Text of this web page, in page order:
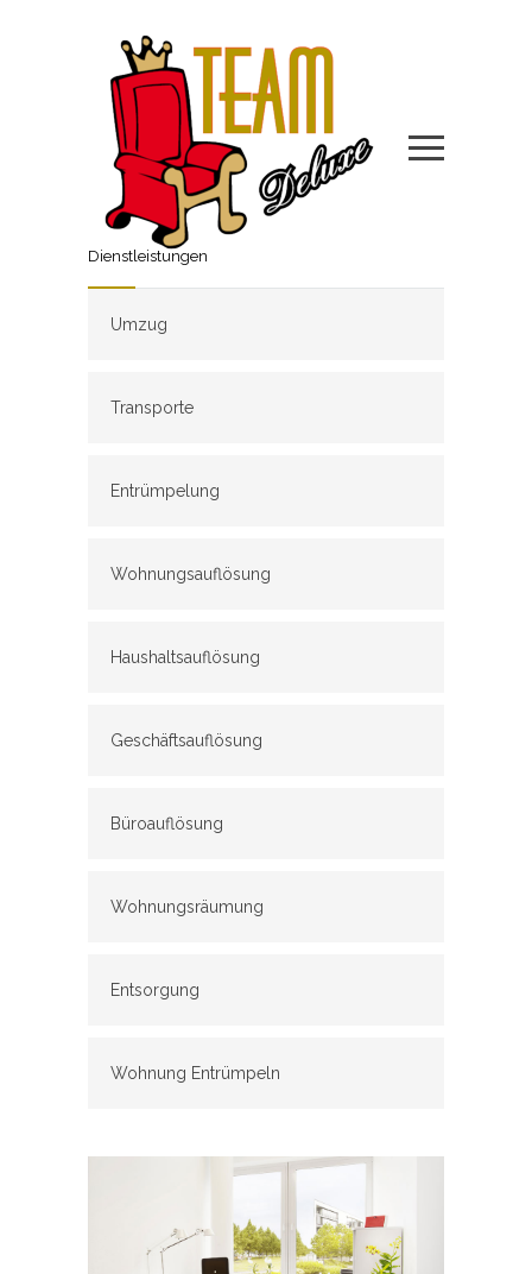
Dienstleistungen
Umzug
Transporte
Entrümpelung
Wohnungsauflösung
Haushaltsauflösung
Geschäftsauflösung
Büroauflösung
Wohnungsräumung
Entsorgung
Wohnung Entrümpeln